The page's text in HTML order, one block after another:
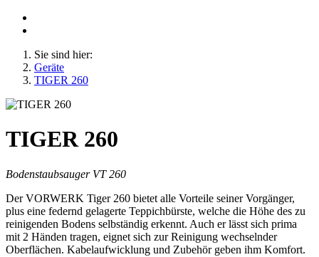
Sie sind hier:
Geräte
TIGER 260
TIGER 260
Bodenstaubsauger VT 260
Der VORWERK Tiger 260 bietet alle Vorteile seiner Vorgänger,
plus eine federnd gelagerte Teppichbürste, welche die Höhe des zu
reinigenden Bodens selbständig erkennt. Auch er lässt sich prima
mit 2 Händen tragen, eignet sich zur Reinigung wechselnder
Oberflächen. Kabelaufwicklung und Zubehör geben ihm Komfort.